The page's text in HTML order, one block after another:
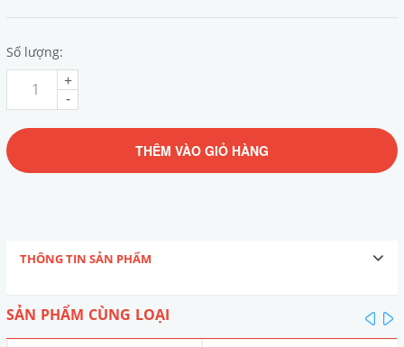
Số lượng:
-
+
THÊM VÀO GIỎ HÀNG
THÔNG TIN SẢN PHẨM
SẢN PHẨM CÙNG LOẠI